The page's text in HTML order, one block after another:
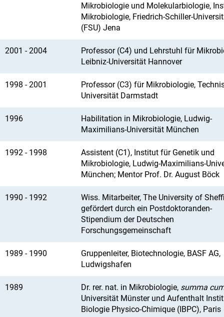
Mikrobiologie und Molekularbiologie,
Mikrobiologie, Friedrich-Schiller-
(FSU) Jena
2001 - 2004
Professor (C4) und Lehrstuhl für
Leibniz-Universität Hannover
1998 - 2001
Professor (C3) für Mikrobiologie,
Universität Darmstadt
1996
Habilitation in Mikrobiologie, Ludwig-
Maximilians-Universität München
1992 - 1998
Assistent (C1), Institut für Genetik und
Mikrobiologie, Ludwig-Maximilians-
München; Mentor Prof. Dr. August Böck
1990 - 1992
Wiss. Mitarbeiter, The University of
gefördert durch ein Postdoktoranden-
Stipendium der Deutschen
Forschungsgemeinschaft
1989 - 1990
Gruppenleiter, Biotechnologie, BASF AG,
Ludwigshafen
1989 Dr. rer. nat. in Mikrobiologie, summa
Universität Münster und Aufenthalt
Biologie Physico-Chimique (IBPC), Paris